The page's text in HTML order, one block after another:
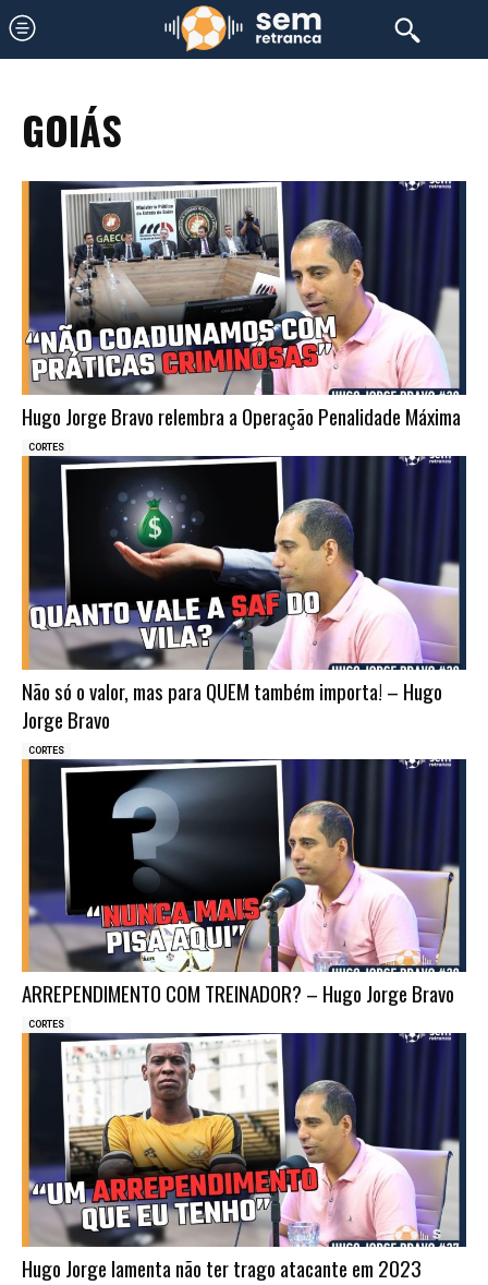
GOIÁS
Hugo Jorge Bravo relembra a Operação Penalidade Máxima
CORTES
Não só o valor, mas para QUEM também importa! – Hugo
Jorge Bravo
CORTES
ARREPENDIMENTO COM TREINADOR? – Hugo Jorge Bravo
CORTES
Hugo Jorge lamenta não ter trago atacante em 2023